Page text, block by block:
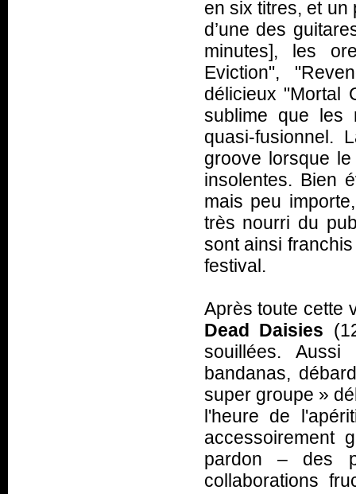
en six titres, et
d’une des
minutes], les
Eviction",
délicieux "Mortal
sublime que les
quasi-fusionnel.
groove lorsque
insolentes. Bien
mais peu
très nourri du
sont ainsi
festival.
Après toute cette
Dead Daisies
souillées.
bandanas,
super groupe »
l'heure de
accessoirement
pardon – des
collaborations